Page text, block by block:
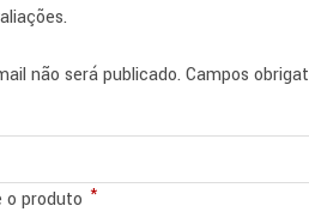
não será publicado. Campos
o produto *